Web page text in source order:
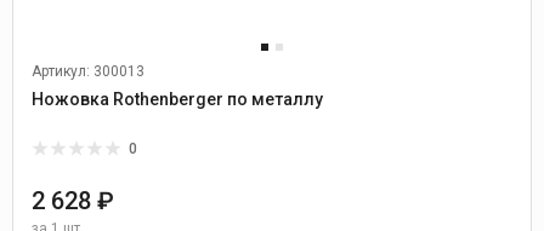
Артикул: 300013
Ножовка Rothenberger по металлу
0
2 628 ₽